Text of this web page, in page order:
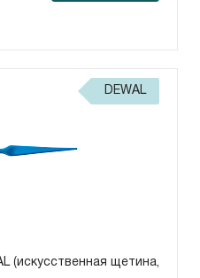
DEWAL
(искусственная щетина,